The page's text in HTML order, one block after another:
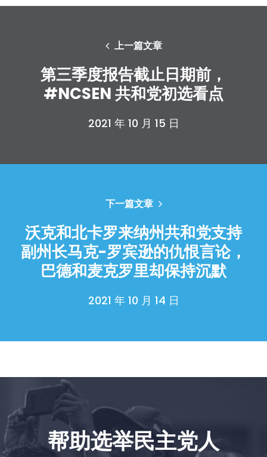
Shop
Take Back the Courts
与我们合作
新闻
行动
上一篇文章
第三季度报告截止日期前，
#NCSEN 共和党初选看点
2021 年 10 月 15 日
下一篇文章
沃克和北卡罗来纳州共和党支持
副州长马克-罗宾逊的仇恨言论，
巴德和麦克罗里却保持沉默
2021 年 10 月 14 日
帮助选举民主党人